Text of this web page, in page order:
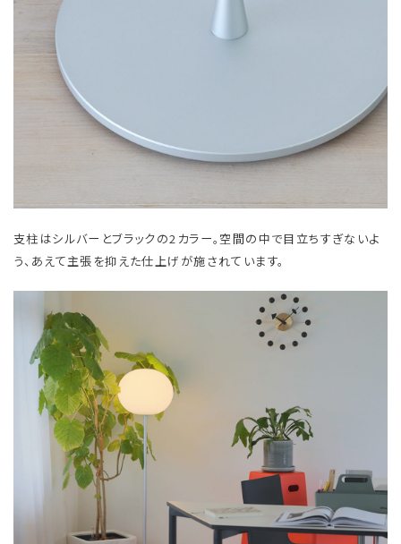
支柱はシルバーとブラックの2カラー。空間の中で目立ちすぎないよ
う、あえて主張を抑えた仕上げが施されています。